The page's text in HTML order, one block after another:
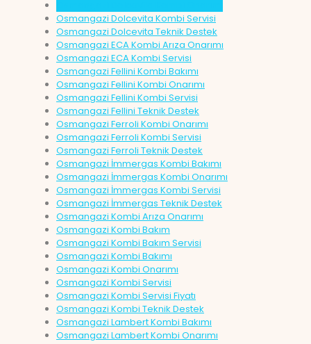
Osmangazi Dolcevita Kombi Servisi
Osmangazi Dolcevita Teknik Destek
Osmangazi ECA Kombi Arıza Onarımı
Osmangazi ECA Kombi Servisi
Osmangazi Fellini Kombi Bakımı
Osmangazi Fellini Kombi Onarımı
Osmangazi Fellini Kombi Servisi
Osmangazi Fellini Teknik Destek
Osmangazi Ferroli Kombi Onarımı
Osmangazi Ferroli Kombi Servisi
Osmangazi Ferroli Teknik Destek
Osmangazi İmmergas Kombi Bakımı
Osmangazi İmmergas Kombi Onarımı
Osmangazi İmmergas Kombi Servisi
Osmangazi İmmergas Teknik Destek
Osmangazi Kombi Arıza Onarımı
Osmangazi Kombi Bakım
Osmangazi Kombi Bakım Servisi
Osmangazi Kombi Bakımı
Osmangazi Kombi Onarımı
Osmangazi Kombi Servisi
Osmangazi Kombi Servisi Fiyatı
Osmangazi Kombi Teknik Destek
Osmangazi Lambert Kombi Bakımı
Osmangazi Lambert Kombi Onarımı